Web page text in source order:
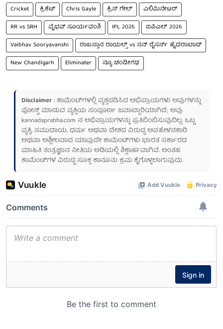
Cricket ಕ್ರಿಕೆಟ್ Chris Gayle ಕ್ರಿಸ್ ಗೇಲ್
ಎಲಿಮಿನೇಟರ್
RR vs SRH
ವೈಭವ್ ಸೂರ್ಯವಂಶಿ IPL 2026
ಐಪಿಎಲ್ 2026
Vaibhav Sooryavanshi
ರಾಜಸ್ತಾನ ರಾಯಲ್ಸ್ vs ಸನ್ ರೈಸರ್ಸ್ ಹೈದರಾಬಾದ್
New Chandigarh
Eliminater ನ್ಯೂ ಚಂಡೀಗಢ
Disclaimer: ಕಾಮೆಂಟ್‌ಗಳಲ್ಲಿ ವ್ಯಕ್ತಪಡಿಸಿದ ಅಭಿಪ್ರಾಯಗಳು ಅವುಗಳನ್ನು
ಪೋಸ್ಟ್ ಮಾಡುವ ವ್ಯಕ್ತಿಯ ಸಂಪೂರ್ಣ ಜವಾಬ್ದಾರಿಯಾಗಿದೆ; ಅವು
kannadaprabha.com ನ ಅಭಿಪ್ರಾಯಗಳನ್ನು ಪ್ರತಿಬಿಂಬಿಸುವುದಿಲ್ಲ. ಒಬ್ಬ
ವ್ಯಕ್ತಿ, ಸಮುದಾಯ, ಧರ್ಮ ಅಥವಾ ದೇಶದ ವಿರುದ್ಧ ಅವಹೇಳನಕಾರಿ
ಅಥವಾ ಅಶ್ಲೀಲವಾದ ಯಾವುದೇ ಕಾಮೆಂಟ್‌ಗಳು ಭಾರತ ಸರ್ಕಾರದ
ಮಾಹಿತಿ ತಂತ್ರಜ್ಞಾನ ನೀತಿಯ ಅಡಿಯಲ್ಲಿ ಶಿಕ್ಷಾರ್ಹವಾಗಿವೆ. ಅಂತಹ
ಕಾಮೆಂಟ್‌ಗಳ ವಿರುದ್ಧ ಸೂಕ್ತ ಕಾನೂನು ಕ್ರಮ ಕೈಗೊಳ್ಳಲಾಗುವುದು.